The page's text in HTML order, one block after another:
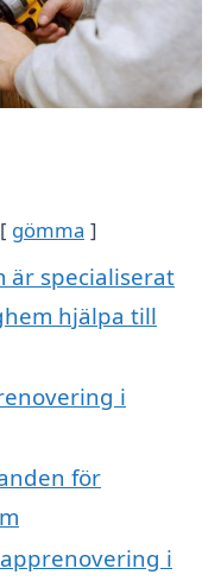
gömma
är specialiserat
hjälpa till
i
för
i